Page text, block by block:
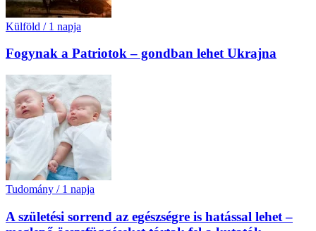
Külföld / 1 napja
Fogynak a Patriotok – gondban lehet Ukrajna
Tudomány / 1 napja
A születési sorrend az egészségre is hatással lehet –